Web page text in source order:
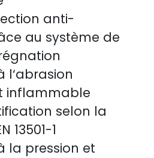
anti-
au système de
l‘abrasion
inflammable
selon la
13501-1
la pression et